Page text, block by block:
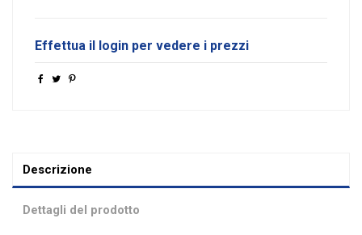
Effettua il login per vedere i prezzi
Descrizione
Dettagli del prodotto